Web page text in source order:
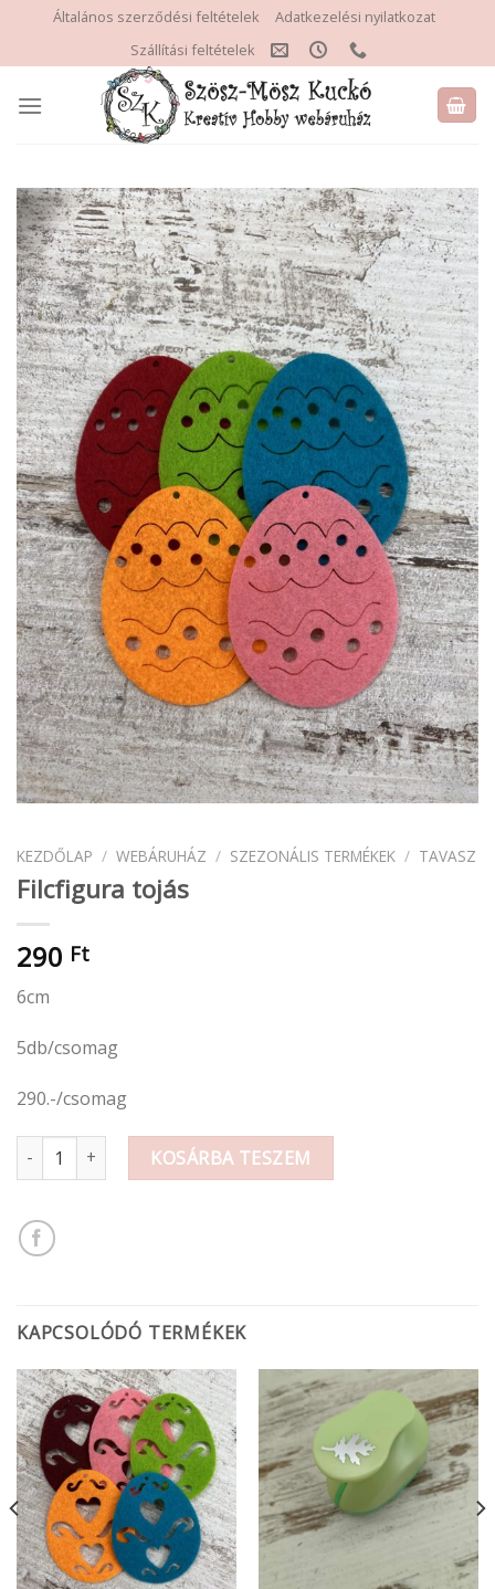
content
Általános szerződési feltételek
Adatkezelési nyilatkozat
Szállítási feltételek
KEZDŐLAP / WEBÁRUHÁZ / SZEZONÁLIS TERMÉKEK / TAVASZ
Filcfigura tojás
290 Ft
6cm
5db/csomag
290.-/csomag
Filcfigura tojás mennyiségKOSÁRBA TESZEM
KAPCSOLÓDÓ TERMÉKEK